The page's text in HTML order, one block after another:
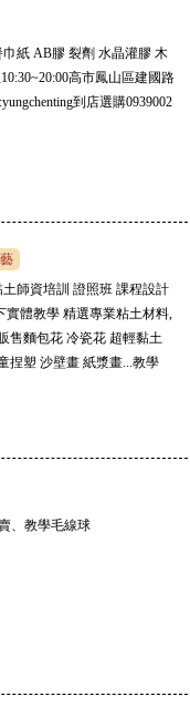
級原單精品上遊貨源供貨廠商,
精品批發商 LINE：dj82703
會費，徵實力團媽及想賺第
冠亦商行"就能找到我們囉! 滿
級原單精品上遊貨源供貨廠商,
級原單精品上遊貨源供貨廠商,
精品的 直接找我們5800工廠
五金千種商品，招收直播
冠亦商行"就能找到我們囉! 滿
www. kitty888.com.tw
巾紙 AB膠 裂劑 水晶灌膠 木
高市鳳山區建國路
到店選購0939002
土師資培訓 證照班 課程設計
實體教學 精選專業粘土材料,
售麵包花 冷瓷花 超輕黏土
捏塑 沙壁畫 紙漿畫...教學
、教學毛線球